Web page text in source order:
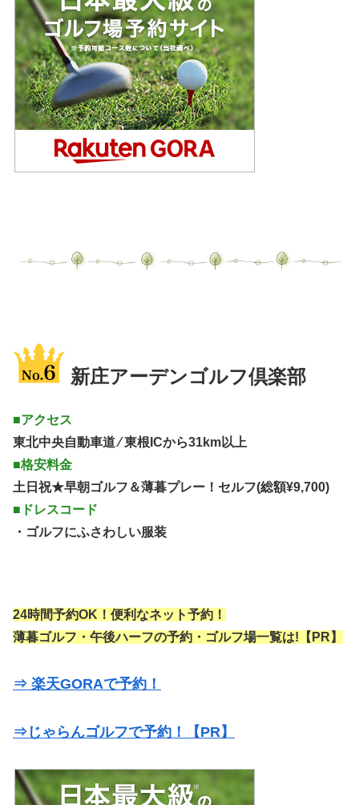
新庄アーデンゴルフ倶楽部
■アクセス
東北中央自動車道 ⁄ 東根ICから31km以上
■格安料金
土日祝★早朝ゴルフ＆薄暮プレー！セルフ(総額¥9,700)
■ドレスコード
・ゴルフにふさわしい服装
24時間予約OK！便利なネット予約！
薄暮ゴルフ・午後ハーフの予約・ゴルフ場一覧は!【PR】
⇒ 楽天GORAで予約！
⇒じゃらんゴルフで予約！【PR】